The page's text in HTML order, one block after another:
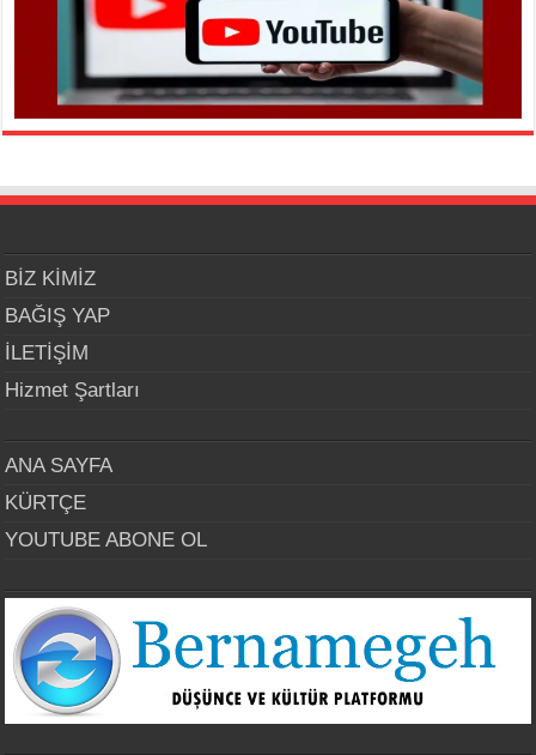
BİZ KİMİZ
BAĞIŞ YAP
İLETİŞİM
Hizmet Şartları
ANA SAYFA
KÜRTÇE
YOUTUBE ABONE OL